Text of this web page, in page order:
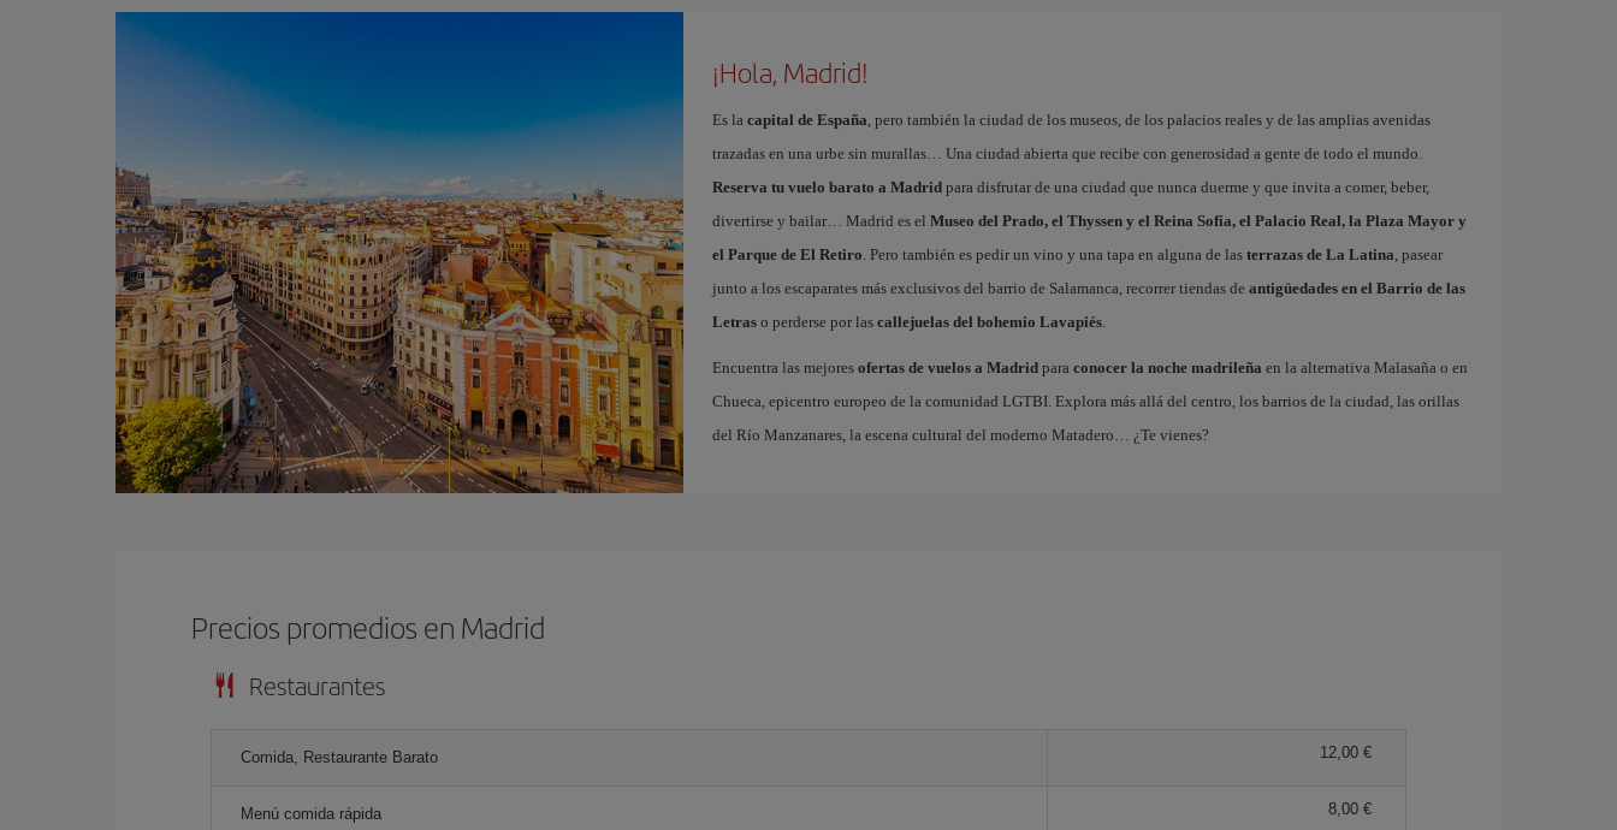
¡Hola, Madrid!
Es la capital de España, pero también la ciudad de los museos, de los palacios reales y de las amplias avenidas
trazadas en una urbe sin murallas… Una ciudad abierta que recibe con generosidad a gente de todo el mundo.
Reserva tu vuelo barato a Madridpara disfrutar de una ciudad que nunca duerme y que invita a comer, beber,
divertirse y bailar… Madrid es el Museo del Prado, el Thyssen y el Reina Sofía, el Palacio Real, la Plaza Mayor y
el Parque de El Retiro. Pero también es pedir un vino y una tapa en alguna de las terrazas de La Latina, pasear
junto a los escaparates más exclusivos del barrio de Salamanca, recorrer tiendas de antigüedades en el Barrio de las
Letraso perderse por las callejuelas del bohemio Lavapiés.
Encuentra las mejores ofertas de vuelos a Madridpara conocer la noche madrileña en la alternativa Malasaña o en
Chueca, epicentro europeo de la comunidad LGTBI. Explora más allá del centro, los barrios de la ciudad, las orillas
del Río Manzanares, la escena cultural del moderno Matadero… ¿Te vienes?
Precios promedios en Madrid
Restaurantes
Comida, Restaurante Barato 12,00 €
Menú comida rápida 8,00 €